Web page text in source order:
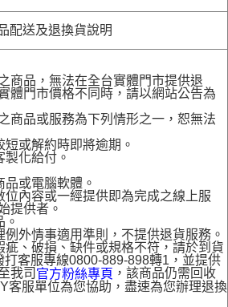
配送及退換貨說明
商品，無法在全台實體門市提供退
體門市價格不同時，請以網站公告為
商品或服務為下列情形之一，恕無法
或解約時即將逾期。
化給付。
或電腦軟體。
內容或一經提供即為完成之線上服
提供者。
外情事適用準則，不提供退貨服務。
、破損、缺件或規格不符，請於到貨
客服專線0800-889-898轉1，並提供
我司 官方粉絲專頁 ，該商品仍需回收
客服單位為您協助，盡速為您辦理退換